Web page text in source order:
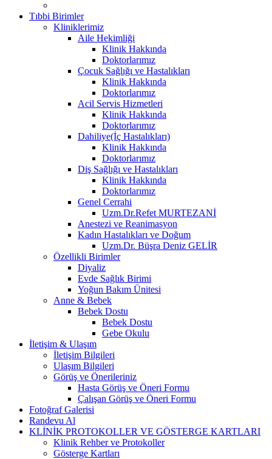
Tıbbi Birimler
Kliniklerimiz
Aile Hekimliği
Klinik Hakkında
Doktorlarımız
Çocuk Sağlığı ve Hastalıkları
Klinik Hakkında
Doktorlarımız
Acil Servis Hizmetleri
Klinik Hakkında
Doktorlarımız
Dahiliye(İç Hastalıkları)
Klinik Hakkında
Doktorlarımız
Diş Sağlığı ve Hastalıkları
Klinik Hakkında
Doktorlarımız
Genel Cerrahi
Uzm.Dr.Refet MURTEZANİ
Anestezi ve Reanimasyon
Kadın Hastalıkları ve Doğum
Uzm.Dr. Büşra Deniz GELİR
Özellikli Birimler
Diyaliz
Evde Sağlık Birimi
Yoğun Bakım Ünitesi
Anne & Bebek
Bebek Dostu
Bebek Dostu
Gebe Okulu
İletişim & Ulaşım
İletişim Bilgileri
Ulaşım Bilgileri
Görüş ve Önerileriniz
Hasta Görüş ve Öneri Formu
Çalışan Görüş ve Öneri Formu
Fotoğraf Galerisi
Randevu Al
KLİNİK PROTOKOLLER VE GÖSTERGE KARTLARI
Klinik Rehber ve Protokoller
Gösterge Kartları